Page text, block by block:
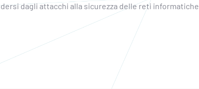
dagli attacchi alla sicurezza delle reti informatiche